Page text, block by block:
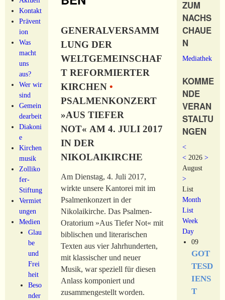
Kontakt
Prävent
ion
Was
macht
uns
aus?
Wer wir
sind
Gemein
dearbeit
Diakoni
e
Kirchen
musik
Zolliko
fer-
Stiftung
Vermiet
ungen
Medien
Glau
be
und
Frei
heit
Beso
nder
GENERALVERSAMM
LUNG DER
WELTGEMEINSCHAF
T REFORMIERTER
KIRCHEN •
PSALMENKONZERT
»AUS TIEFER
NOT« AM 4. JULI 2017
IN DER
NIKOLAIKIRCHE
Am Dienstag, 4. Juli 2017,
wirkte unsere Kantorei mit im
Psalmenkonzert in der
Nikolaikirche. Das Psalmen-
Oratorium »Aus Tiefer Not« mit
biblischen und literarischen
Texten aus vier Jahrhunderten,
mit klassischer und neuer
Musik, war speziell für diesen
Anlass komponiert und
zusammengestellt worden.
ZUM
NACHS
CHAUE
N
Mediathek
KOMME
NDE
VERAN
STALTU
NGEN
<
< 2026>
August
>
List
Month
List
Week
Day
09
GOT
TESD
IENS
T